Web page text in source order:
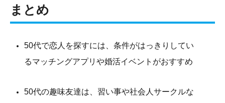
まとめ
50代で恋人を探すには、条件がはっきりしてい
るマッチングアプリや婚活イベントがおすすめ
50代の趣味友達は、習い事や社会人サークルな